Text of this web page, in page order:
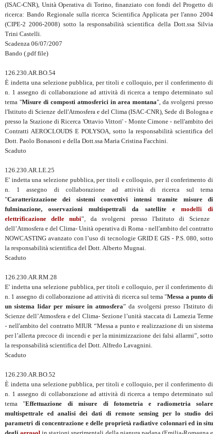
(ISAC-CNR), Unità Operativa di Torino, finanziato con fondi del Progetto di
ricerca: Bando Regionale sulla ricerca Scientifica Applicata per l'anno 2004
(CIPE-2 2006-2008) sotto la responsabilità scientifica della Dott.ssa Silvia
Trini Castelli.
Scadenza 06/07/2007
Bando (.pdf file)
126.230.AR.BO.54
È indetta una selezione pubblica, per titoli e colloquio, per il conferimento di
n. 1 assegno di collaborazione ad attività di ricerca a tempo determinato sul
tema "Misure di composti atmosferici in area montana", da svolgersi presso
l'Istituto di Scienze dell'Atmosfera e del Clima (ISAC-CNR), Sede di Bologna e
presso la Stazione di Ricerca 'Ottavio Vittori' - Monte Cimone - nell'ambito dei
Contratti AEROCLOUDS E POLYSOA, sotto la responsabilità scientifica del
Dott. Paolo Bonasoni e della Dott.ssa Maria Cristina Facchini.
Scaduto
126.230.AR.LE.25
E' indetta una selezione pubblica, per titoli e colloquio, per il conferimento di
n. 1 assegno di collaborazione ad attività di ricerca sul tema
"Caratterizzazione dei sistemi convettivi intensi tramite misure di
fulminazione, osservazioni multispettrali da satellite e modelli di
elettrificazione delle nubi”, da svolgersi presso l'Istituto di Scienze
dell’Atmosfera e del Clima- Unità operativa di Roma - nell'ambito del contratto
NOWCASTING avanzato con l’uso di tecnologie GRID E GIS - P.S. 080, sotto
la responsabilità scientifica del Dott. Alberto Mugnai.
Scaduto
126.230.AR.RM.28
E' indetta una selezione pubblica, per titoli e colloquio, per il conferimento di
n. 1 assegno di collaborazione ad attività di ricerca sul tema "Messa a punto di
un sistema lidar per misure in atmosfera” da svolgersi presso l'Istituto di
Scienze dell’Atmosfera e del Clima- Sezione l’unità staccata di Lamezia Terme
- nell'ambito del contratto MIUR “Messa a punto e realizzazione di un sistema
per l’allerta precoce di incendi e per la minimizzazione dei falsi allarmi”, sotto
la responsabilità scientifica del Dott. Alfredo Lavagnini.
Scaduto
126.230.AR.BO.52
È indetta una selezione pubblica, per titoli e colloquio, per il conferimento di
n. 1 assegno di collaborazione ad attività di ricerca a tempo determinato sul
tema "Effettuazione di misure di fotometria e radiometria solare
multispettrale ed analisi dei dati di remote sensing per lo studio dei
parametri di concentrazione e delle proprietà radiative colonnari ed in situ